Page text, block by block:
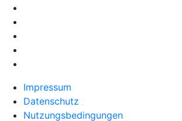
Impressum
Datenschutz
Nutzungsbedingungen